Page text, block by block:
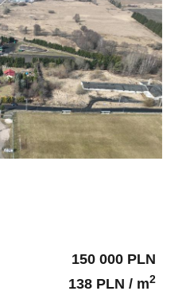
150 000 PLN
138 PLN / m2